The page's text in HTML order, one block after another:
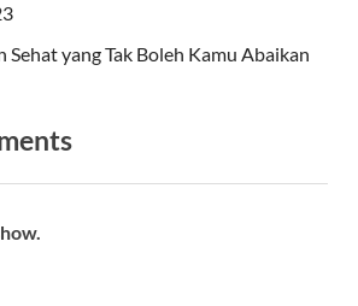
Sehat yang Tak Boleh Kamu Abaikan